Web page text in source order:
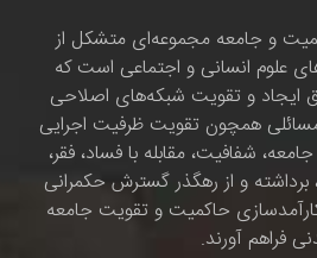
و جامعه مجموعه‌ای متشکل از
علوم انسانی و اجتماعی است که
ایجاد و تقویت شبکه‌های اصلاحی
همچون تقویت ظرفیت اجرایی
شفافیت، مقابله با فساد، فقر،
برداشته و از رهگذر گسترش حکمرانی
کارآمدسازی حاکمیت و تقویت جامعه
فراهم آورند.